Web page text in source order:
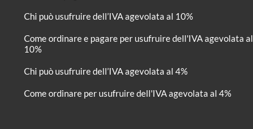
Chi può usufruire dell’IVA agevolata al 10%
Come ordinare e pagare per usufruire dell'IVA agevolata al
10%
Chi può usufruire dell’IVA agevolata al 4%
Come ordinare per usufruire dell'IVA agevolata al 4%